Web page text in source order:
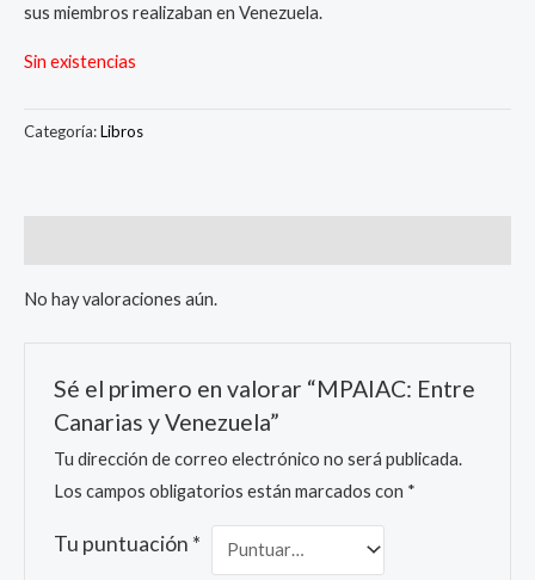
sus miembros realizaban en Venezuela.
Sin existencias
Categoría:Libros
No hay valoraciones aún.
Sé el primero en valorar “MPAIAC: Entre
Canarias y Venezuela”
Tu dirección de correo electrónico no será publicada.
Los campos obligatorios están marcados con *
Tu puntuación *